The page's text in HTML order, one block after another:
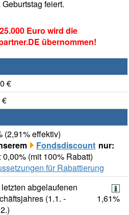
feiert.
Euro wird die
übernommen!
€
€
(2,91% effektiv)
Fondsdiscount nur:
0,00% (mit 100% Rabatt)
für Rabattierung
abgelaufenen
(1.1. -
1,61%